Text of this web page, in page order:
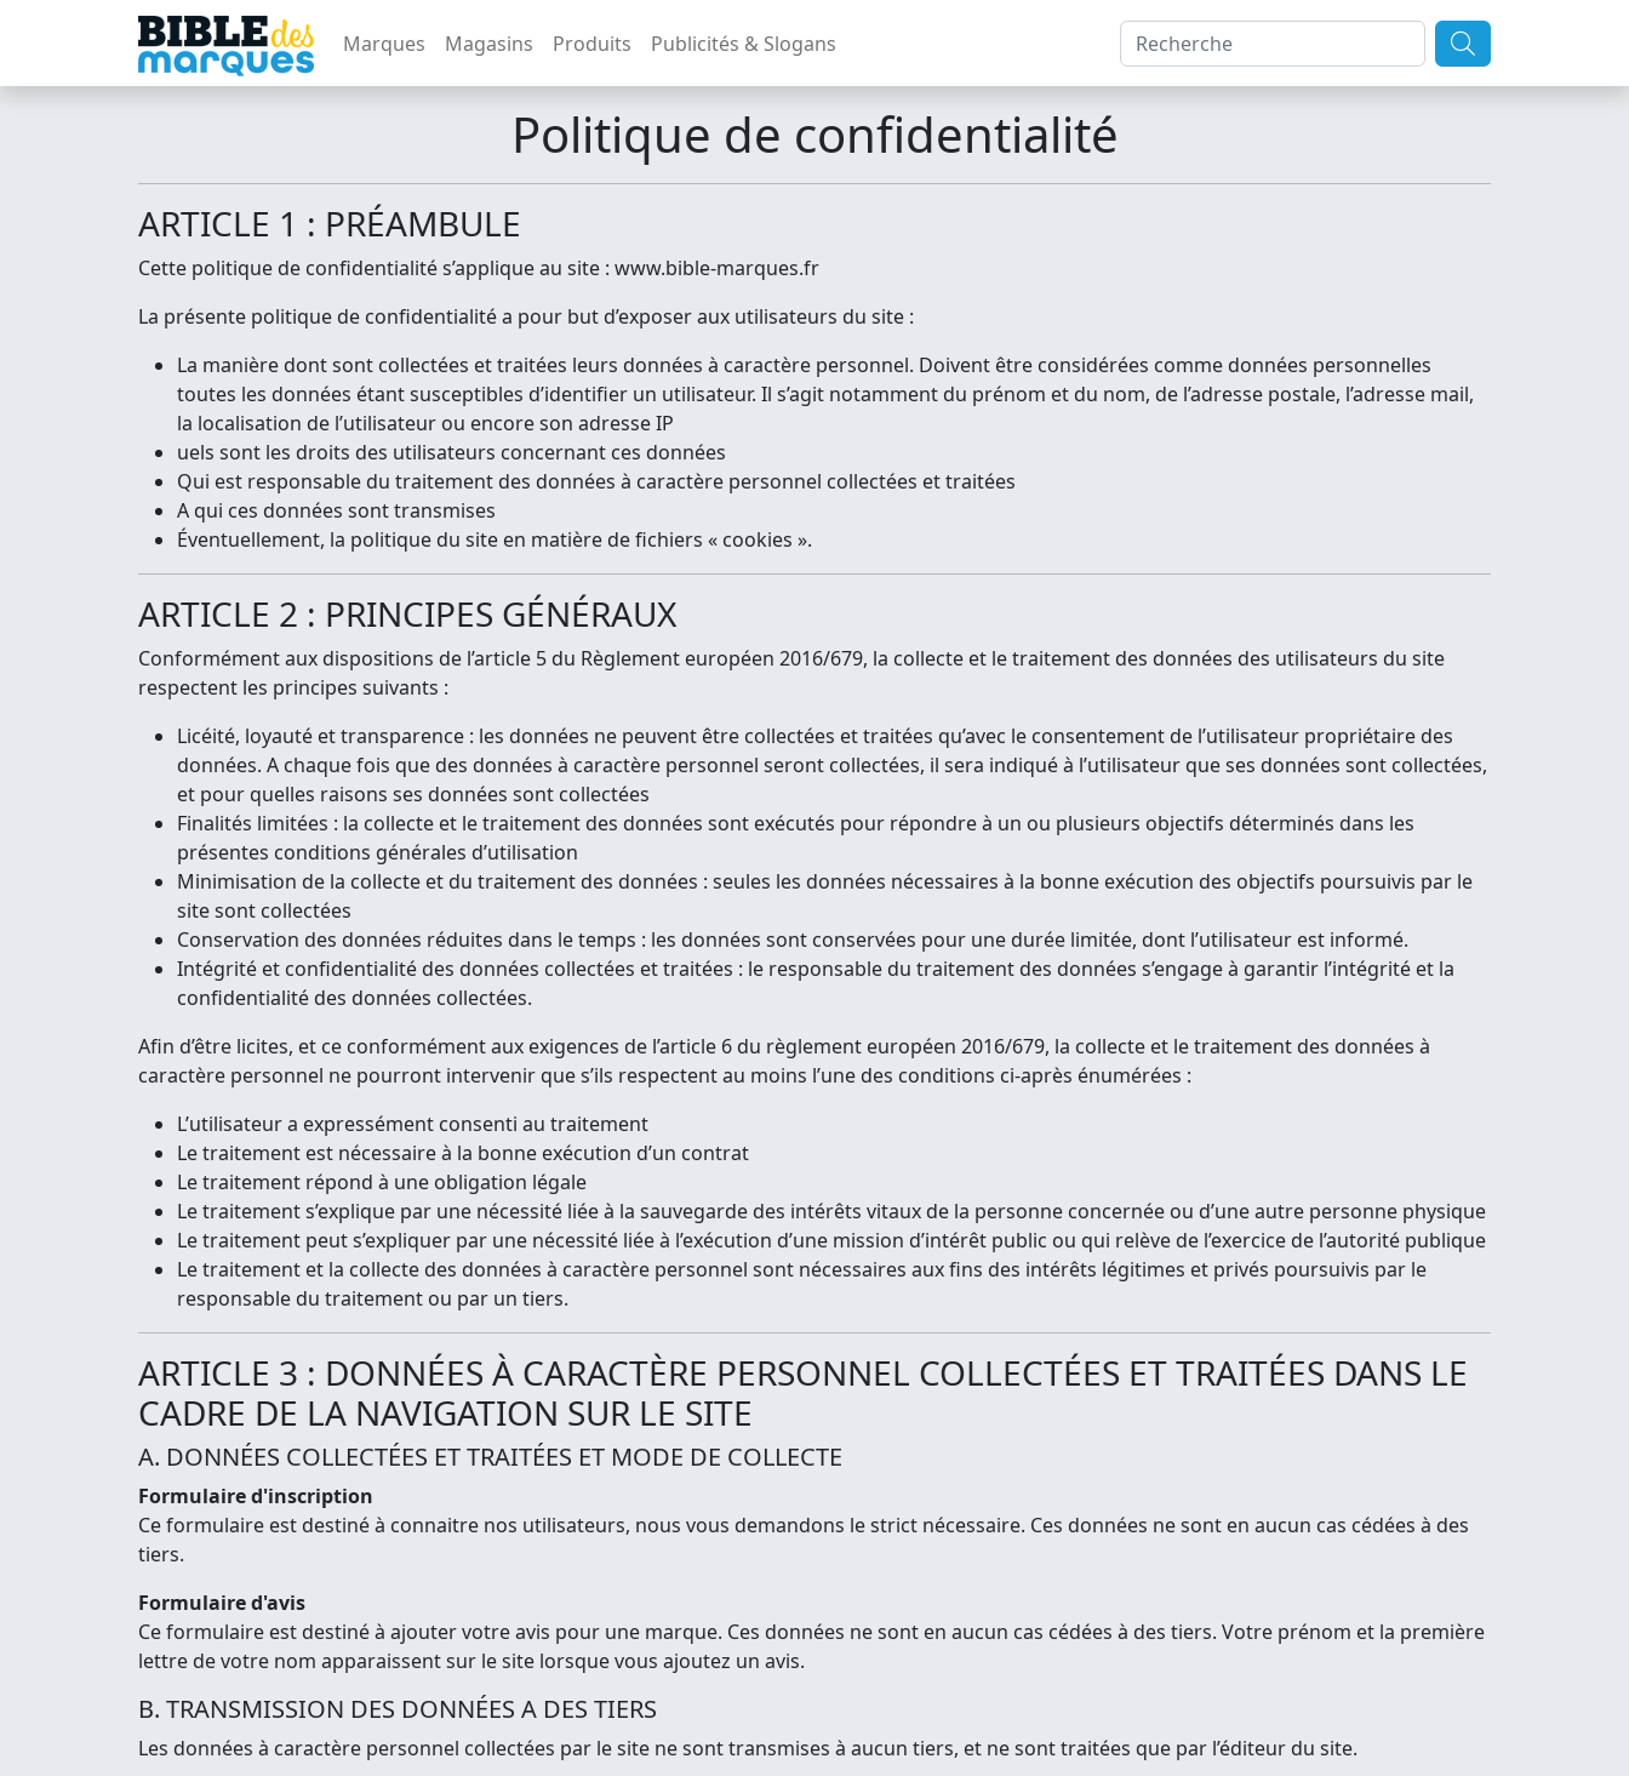
Marques Magasins Produits Publicités & Slogans
Politique de confidentialité
ARTICLE 1 : PRÉAMBULE
Cette politique de confidentialité s’applique au site : www.bible-marques.fr
La présente politique de confidentialité a pour but d’exposer aux utilisateurs du site :
La manière dont sont collectées et traitées leurs données à caractère personnel. Doivent être considérées comme données personnelles
toutes les données étant susceptibles d’identifier un utilisateur. Il s’agit notamment du prénom et du nom, de l’adresse postale, l’adresse mail,
la localisation de l’utilisateur ou encore son adresse IP
uels sont les droits des utilisateurs concernant ces données
Qui est responsable du traitement des données à caractère personnel collectées et traitées
A qui ces données sont transmises
Éventuellement, la politique du site en matière de fichiers « cookies ».
ARTICLE 2 : PRINCIPES GÉNÉRAUX
Conformément aux dispositions de l’article 5 du Règlement européen 2016/679, la collecte et le traitement des données des utilisateurs du site
respectent les principes suivants :
Licéité, loyauté et transparence : les données ne peuvent être collectées et traitées qu’avec le consentement de l’utilisateur propriétaire des
données. A chaque fois que des données à caractère personnel seront collectées, il sera indiqué à l’utilisateur que ses données sont collectées,
et pour quelles raisons ses données sont collectées
Finalités limitées : la collecte et le traitement des données sont exécutés pour répondre à un ou plusieurs objectifs déterminés dans les
présentes conditions générales d’utilisation
Minimisation de la collecte et du traitement des données : seules les données nécessaires à la bonne exécution des objectifs poursuivis par le
site sont collectées
Conservation des données réduites dans le temps : les données sont conservées pour une durée limitée, dont l’utilisateur est informé.
Intégrité et confidentialité des données collectées et traitées : le responsable du traitement des données s’engage à garantir l’intégrité et la
confidentialité des données collectées.
Afin d’être licites, et ce conformément aux exigences de l’article 6 du règlement européen 2016/679, la collecte et le traitement des données à
caractère personnel ne pourront intervenir que s’ils respectent au moins l’une des conditions ci-après énumérées :
L’utilisateur a expressément consenti au traitement
Le traitement est nécessaire à la bonne exécution d’un contrat
Le traitement répond à une obligation légale
Le traitement s’explique par une nécessité liée à la sauvegarde des intérêts vitaux de la personne concernée ou d’une autre personne physique
Le traitement peut s’expliquer par une nécessité liée à l’exécution d’une mission d’intérêt public ou qui relève de l’exercice de l’autorité publique
Le traitement et la collecte des données à caractère personnel sont nécessaires aux fins des intérêts légitimes et privés poursuivis par le
responsable du traitement ou par un tiers.
ARTICLE 3 : DONNÉES À CARACTÈRE PERSONNEL COLLECTÉES ET TRAITÉES DANS LE
CADRE DE LA NAVIGATION SUR LE SITE
A. DONNÉES COLLECTÉES ET TRAITÉES ET MODE DE COLLECTE
Formulaire d'inscription
Ce formulaire est destiné à connaitre nos utilisateurs, nous vous demandons le strict nécessaire. Ces données ne sont en aucun cas cédées à des
tiers.
Formulaire d'avis
Ce formulaire est destiné à ajouter votre avis pour une marque. Ces données ne sont en aucun cas cédées à des tiers. Votre prénom et la première
lettre de votre nom apparaissent sur le site lorsque vous ajoutez un avis.
B. TRANSMISSION DES DONNÉES A DES TIERS
Les données à caractère personnel collectées par le site ne sont transmises à aucun tiers, et ne sont traitées que par l’éditeur du site.